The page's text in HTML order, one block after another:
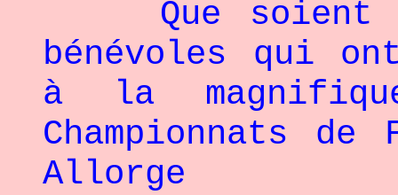
Que soient
bénévoles qui
à la
Championnats
Allorge